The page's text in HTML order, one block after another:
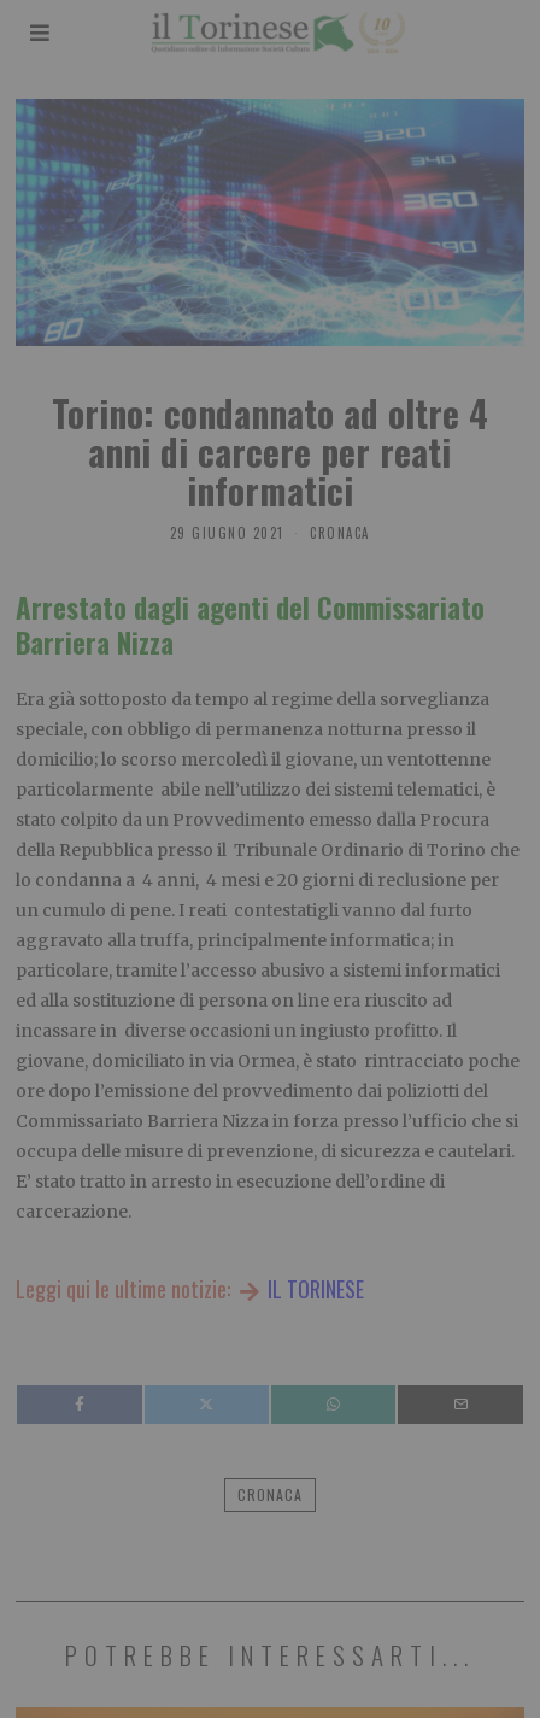
Torino: condannato ad oltre 4
anni di carcere per reati
informatici
29 GIUGNO 2021 CRONACA
Arrestato dagli agenti del Commissariato
Barriera Nizza
Era già sottoposto da tempo al regime della sorveglianza
speciale, con obbligo di permanenza notturna presso il
domicilio; lo scorso mercoledì il giovane, un ventottenne
particolarmente abile nell’utilizzo dei sistemi telematici, è
stato colpito da un Provvedimento emesso dalla Procura
della Repubblica presso il Tribunale Ordinario di Torino che
lo condanna a 4 anni, 4 mesi e 20 giorni di reclusione per
un cumulo di pene. I reati contestatigli vanno dal furto
aggravato alla truffa, principalmente informatica; in
particolare, tramite l’accesso abusivo a sistemi informatici
ed alla sostituzione di persona on line era riuscito ad
incassare in diverse occasioni un ingiusto profitto. Il
giovane, domiciliato in via Ormea, è stato rintracciato poche
ore dopo l’emissione del provvedimento dai poliziotti del
Commissariato Barriera Nizza in forza presso l’ufficio che si
occupa delle misure di prevenzione, di sicurezza e cautelari.
E’ stato tratto in arresto in esecuzione dell’ordine di
carcerazione.
Leggi qui le ultime notizie: IL TORINESE
CRONACA
POTREBBE INTERESSARTI...